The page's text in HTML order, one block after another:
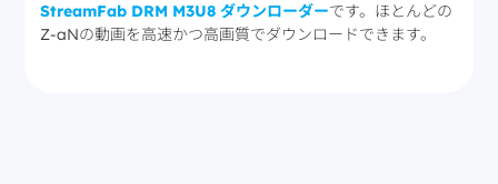
StreamFab DRM M3U8 ダウンローダーです。ほとんどの
Z-aNの動画を高速かつ高画質でダウンロードできます。